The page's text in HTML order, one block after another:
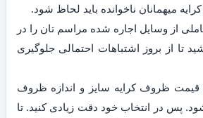
میهمانان ناخوانده باید لحاظ شود.
از وسایل اجاره شده مراسم تان را در
تا از بروز اشتباهات احتمالی جلوگیری
ظروف کرایه سایز و اندازه ظروف
پس در انتخاب خود دقت زیادی کنید. تا